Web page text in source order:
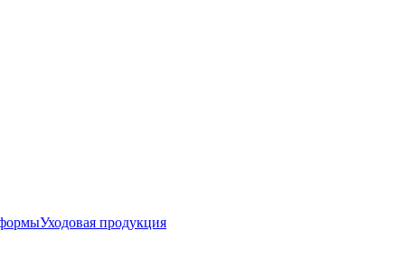
Уходовая продукция